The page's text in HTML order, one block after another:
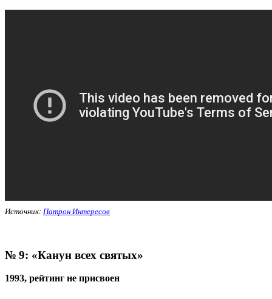
Источник: Патрон Интересов
№ 9: «Канун всех святых»
1993, рейтинг не присвоен